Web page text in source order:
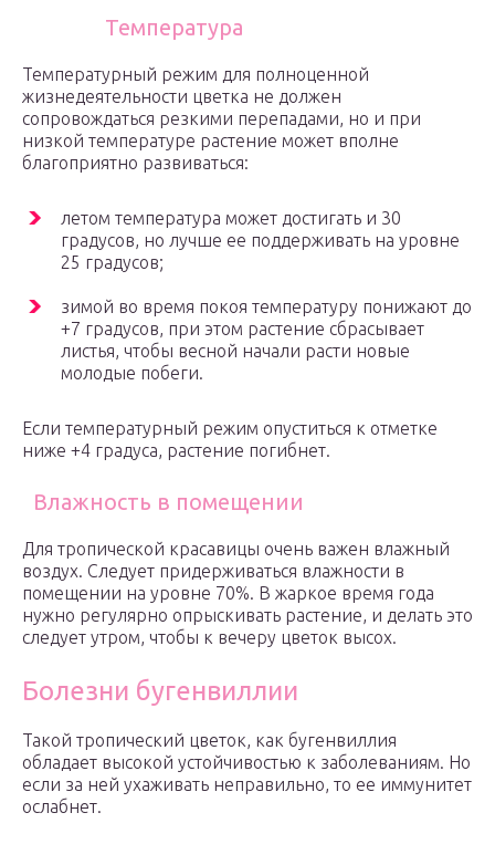
Температура
Температурный режим для полноценной
жизнедеятельности цветка не должен
сопровождаться резкими перепадами, но и при
низкой температуре растение может вполне
благоприятно развиваться:
летом температура может достигать и 30
градусов, но лучше ее поддерживать на уровне
25 градусов;
зимой во время покоя температуру понижают до
+7 градусов, при этом растение сбрасывает
листья, чтобы весной начали расти новые
молодые побеги.
Если температурный режим опуститься к отметке
ниже +4 градуса, растение погибнет.
Влажность в помещении
Для тропической красавицы очень важен влажный
воздух. Следует придерживаться влажности в
помещении на уровне 70%. В жаркое время года
нужно регулярно опрыскивать растение, и делать это
следует утром, чтобы к вечеру цветок высох.
Болезни бугенвиллии
Такой тропический цветок, как бугенвиллия
обладает высокой устойчивостью к заболеваниям. Но
если за ней ухаживать неправильно, то ее иммунитет
ослабнет.